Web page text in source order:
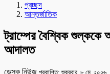
প্রচ্ছদ
আন্তর্জাতিক
ট্রাম্পের বৈশ্বিক শুল্ককে
আদালত
ডেস্ক নিউজ প্রকাশিত: শুক্রবার, ৮ মে,